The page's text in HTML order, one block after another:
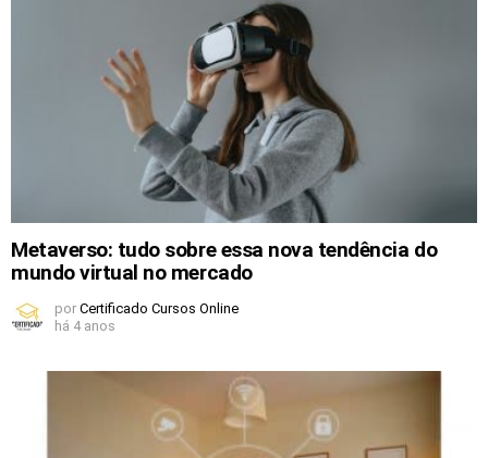
Metaverso: tudo sobre essa nova tendência do
mundo virtual no mercado
por Certificado Cursos Online
há 4 anos